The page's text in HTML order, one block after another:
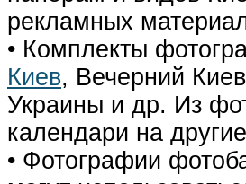
рекламных
• Комплекты
Киев, Вечерний
Украины и др. Из
календари на
• Фотографии